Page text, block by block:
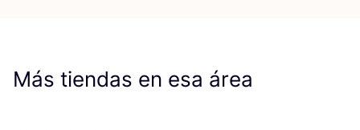
Más tiendas en esa área